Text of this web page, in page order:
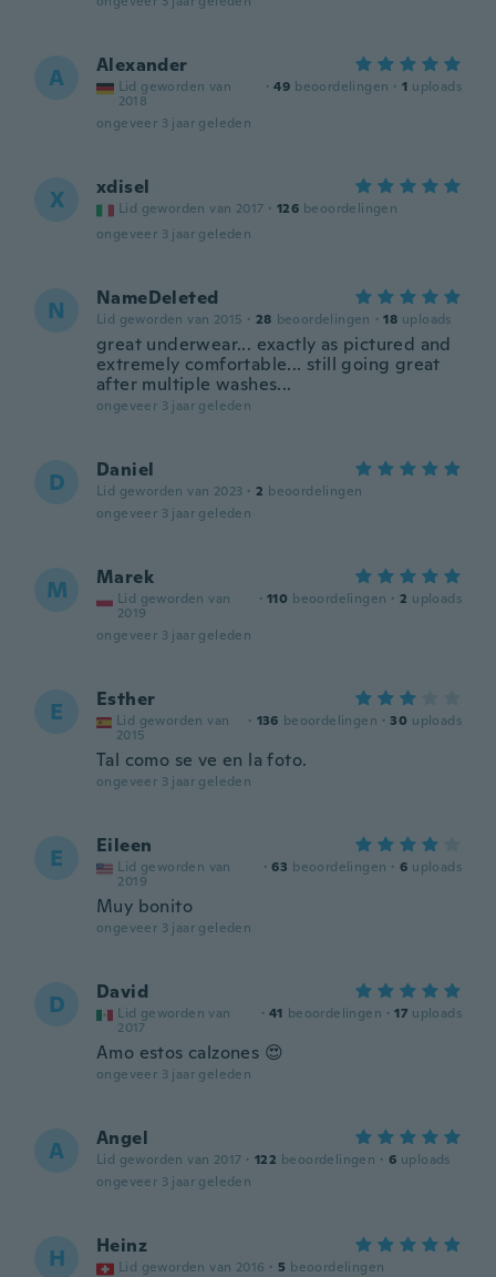
A Alexander
Lid geworden van
2018
· 49 beoordelingen · 1 uploads
ongeveer 3 jaar geleden
X xdisel
Lid geworden van 2017 · 126 beoordelingen
ongeveer 3 jaar geleden
N NameDeleted
Lid geworden van 2015 · 28 beoordelingen · 18 uploads
great underwear... exactly as pictured and
extremely comfortable... still going great
after multiple washes...
ongeveer 3 jaar geleden
D Daniel
Lid geworden van 2023 · 2 beoordelingen
ongeveer 3 jaar geleden
M Marek
Lid geworden van
2019
· 110 beoordelingen · 2 uploads
ongeveer 3 jaar geleden
E Esther
Lid geworden van
2015
· 136 beoordelingen · 30 uploads
Tal como se ve en la foto.
ongeveer 3 jaar geleden
E Eileen
Lid geworden van
2019
· 63 beoordelingen · 6 uploads
Muy bonito
ongeveer 3 jaar geleden
D David
Lid geworden van
2017
· 41 beoordelingen · 17 uploads
Amo estos calzones 😍
ongeveer 3 jaar geleden
A Angel
Lid geworden van 2017 · 122 beoordelingen · 6 uploads
ongeveer 3 jaar geleden
H Heinz
Lid geworden van 2016 · 5 beoordelingen